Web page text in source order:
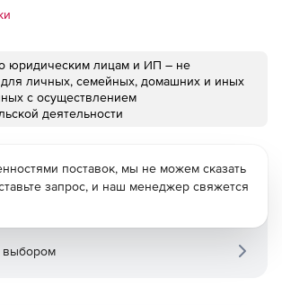
юридическим лицам и ИП – не
личных, семейных, домашних и иных
с осуществлением
деятельности
поставок, мы не можем сказать
запрос, и наш менеджер свяжется